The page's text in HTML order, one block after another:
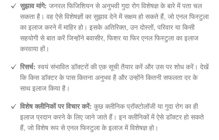
सुझाव मांगे: जनरल फिजिशियन से अनुभवी गुदा रोग विशेषज्ञ के बारे में पता चल
सकता है। वह ऐसे विशेषज्ञों का सुझाव देने में सक्षम हो सकते हैं, जो एनल फिस्टुला
का इलाज करने में माहिर हो। इसके अतिरिक्त, उन दोस्तों, परिवार या किसी
सहयोगी से बात करें जिन्होंने बवासीर, फिशर या फिर एनल फिस्टुला का इलाज
करवाया हों।
रिसर्च: स्वयं संभावित डॉक्टरों की एक सूची तैयार करें और उस पर शोध करें। देखें
कि किस डॉक्टर के पास कितना अनुभव है और उन्होंने कितनी सफलता दर के
साथ इलाज किया है।
विशेष क्लीनिकों पर विचार करें: कुछ क्लीनिक प्रॉक्टोलॉजी या गुदा रोग का ही
इलाज प्रदान करने के लिए जाने जाते हैं। इन क्लीनिकों में ऐसे डॉक्टर हो सकते
हैं, जो विशेष रूप से एनल फिस्टुला के इलाज में विशेषज्ञ हो।